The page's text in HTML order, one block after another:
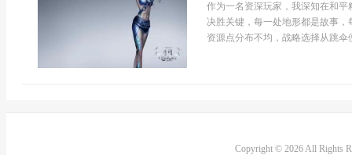
作为一名资深玩家，我深知在和
决胜关键，每一处地形都是故事
资源点分布不均，战略选择从跳
Copyright © 2026 All Rights